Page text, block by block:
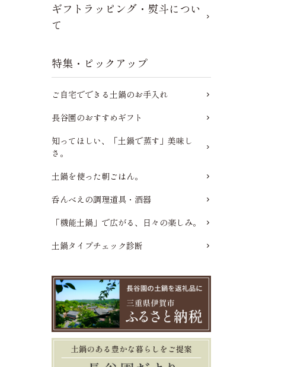
ギフトラッピング・熨斗につい
て
特集・ピックアップ
ご自宅でできる土鍋のお手入れ
長谷園のおすすめギフト
知ってほしい、「土鍋で蒸す」美味し
さ。
土鍋を使った朝ごはん。
呑んべえの調理道具・酒器
「機能土鍋」で広がる、日々の楽しみ。
土鍋タイプチェック診断